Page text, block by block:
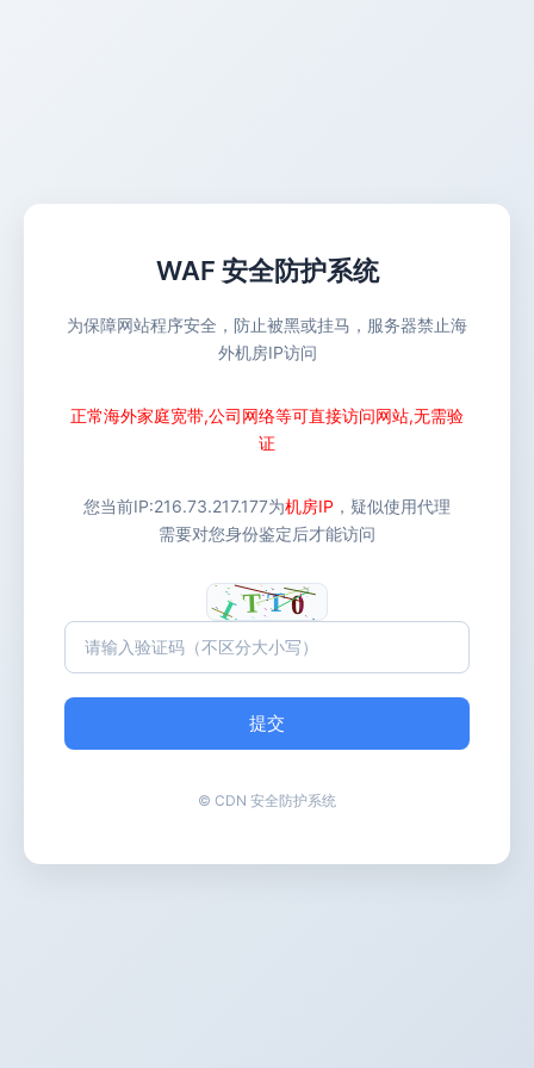
WAF 安全防护系统
为保障网站程序安全，防止被黑或挂马，服务器禁止海
外机房IP访问
正常海外家庭宽带,公司网络等可直接访问网站,无需验
证
您当前IP:216.73.217.177为机房IP ，疑似使用代理
需要对您身份鉴定后才能访问
提交
© CDN 安全防护系统